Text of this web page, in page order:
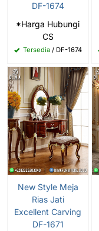
DF-1674
*Harga Hubungi
CS
Tersedia/ DF-1674
New Style Meja
Rias Jati
Excellent Carving
DF-1671